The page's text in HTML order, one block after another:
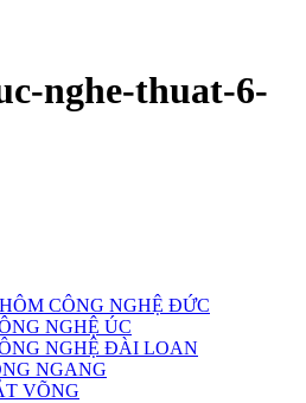
nghe-thuat-6-
CÔNG NGHỆ ĐỨC
NGHỆ ÚC
NGHỆ ĐÀI LOAN
NGANG
VÕNG